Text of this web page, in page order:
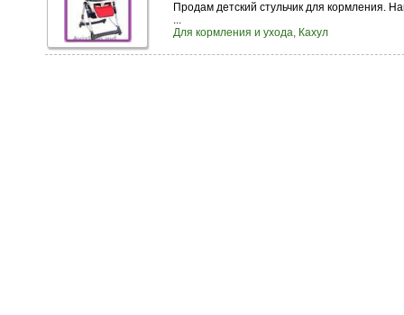
Продам детский стульчик для кормления.
...
Для кормления и ухода, Кахул